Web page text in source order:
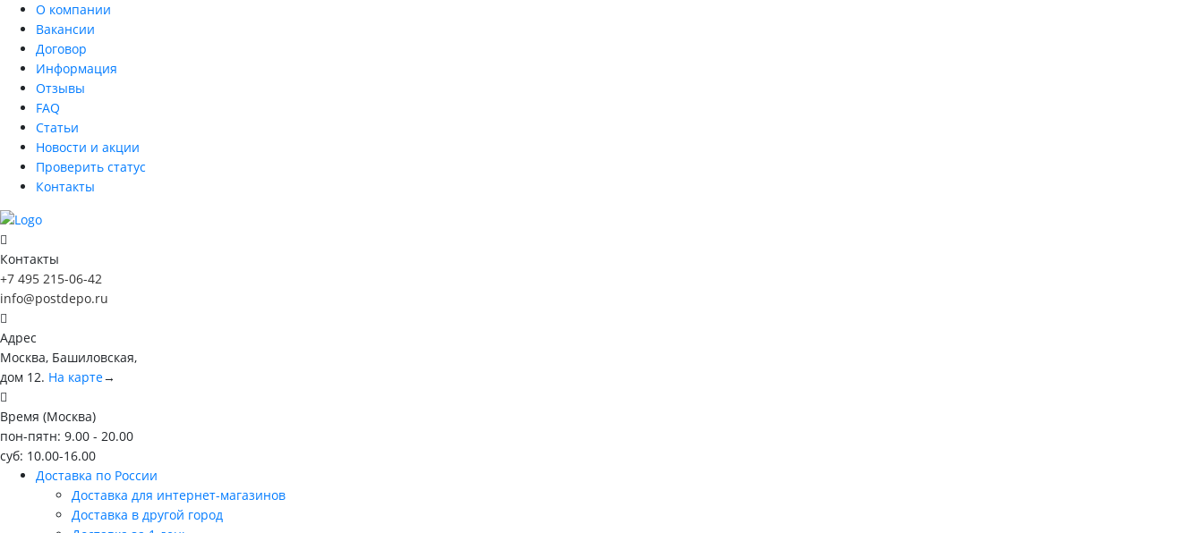
О компании
Вакансии
Договор
Информация
Отзывы
FAQ
Статьи
Новости и акции
Проверить статус
Контакты
Контакты
+7 495 215-06-42
info@postdepo.ru
Адрес
Москва, Башиловская,
дом 12. На карте→
Время (Москва)
пон-пятн: 9.00 - 20.00
суб: 10.00-16.00
Доставка по России
Доставка для интернет-магазинов
Доставка в другой город